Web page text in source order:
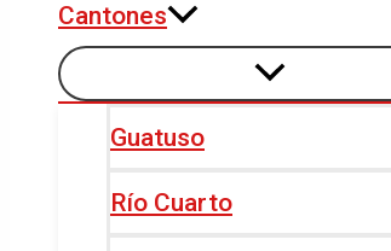
Cantones
Guatuso
Río Cuarto